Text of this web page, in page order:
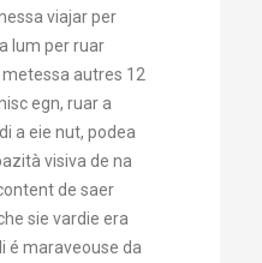
viajar per
lum per ruar
metessa autres 12
egn, ruar a
a eie nut, podea
visiva de na
de saer
sie vardie era
é maraveouse da